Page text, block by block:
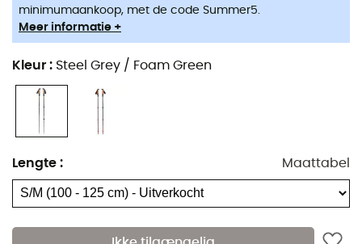
minimumaankoop, met de code Summer5.
Meer informatie +
Kleur : Steel Grey / Foam Green
Lengte : Maattabel
Ergonomische handgrepen en knoppen ontworpen
om comfort te verbeteren en handmoeheid te
Verlengstukken onder de handgreep van
algengebaseerd Bloom-schuim voor een
geoptimaliseerde grip
Handvatten van natuurlijk kurk die comfort en
vochttransport bieden
Verlicht schokabsorptiesysteem om trillingen te
verminderen en gewrichtspijn te verlichten
Flex-punten voor alle seizoenen, Trekking-schotels